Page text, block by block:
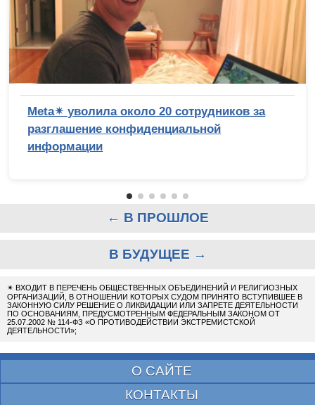
Meta✴ уволила около 20 сотрудников за
разглашение конфиденциальной
информации
← В ПРОШЛОЕ
В БУДУЩЕЕ →
✴ ВХОДИТ В ПЕРЕЧЕНЬ ОБЩЕСТВЕННЫХ ОБЪЕДИНЕНИЙ И РЕЛИГИОЗНЫХ
ОРГАНИЗАЦИЙ, В ОТНОШЕНИИ КОТОРЫХ СУДОМ ПРИНЯТО ВСТУПИВШЕЕ В
ЗАКОННУЮ СИЛУ РЕШЕНИЕ О ЛИКВИДАЦИИ ИЛИ ЗАПРЕТЕ ДЕЯТЕЛЬНОСТИ
ПО ОСНОВАНИЯМ, ПРЕДУСМОТРЕННЫМ ФЕДЕРАЛЬНЫМ ЗАКОНОМ ОТ
25.07.2002 № 114-ФЗ «О ПРОТИВОДЕЙСТВИИ ЭКСТРЕМИСТСКОЙ
ДЕЯТЕЛЬНОСТИ»;
О САЙТЕ
КОНТАКТЫ